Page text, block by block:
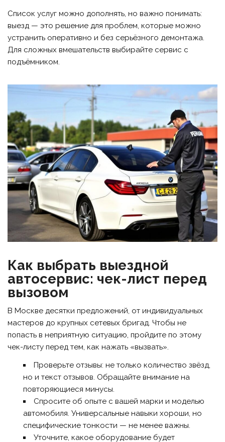
Список услуг можно дополнять, но важно понимать:
выезд — это решение для проблем, которые можно
устранить оперативно и без серьёзного демонтажа.
Для сложных вмешательств выбирайте сервис с
подъёмником.
Как выбрать выездной
автосервис: чек-лист перед
вызовом
В Москве десятки предложений, от индивидуальных
мастеров до крупных сетевых бригад. Чтобы не
попасть в неприятную ситуацию, пройдите по этому
чек-листу перед тем, как нажать «вызвать».
Проверьте отзывы: не только количество звёзд,
но и текст отзывов. Обращайте внимание на
повторяющиеся минусы.
Спросите об опыте с вашей марки и моделью
автомобиля. Универсальные навыки хороши, но
специфические тонкости — не менее важны.
Уточните, какое оборудование будет